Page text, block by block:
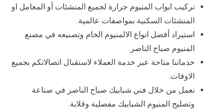
تركيب ابواب المنيوم جرارة لجميع المنشئات أو المعامل او
المنشئات السكنية بمواصفات عالمية.
استيراد أفضل انواع الالمنيوم الخام وتصنيعه في مصنع
المنيوم صباح الناصر.
خدماتنا متاحة عبر خدمة العملاء لاستقبال اتصالاتكم بجميع
الاوقات.
نعمل من خلال فني شبابيك صباح الناصر في صناعة
وتصليح المنيوم الشبابيك مفصلية وقلابة.